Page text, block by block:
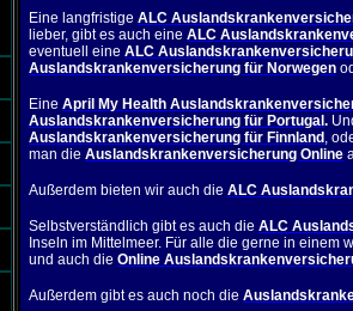
Eine langfristigeALC
lieber, gibt es auch eineALC
eventuell eineALC
Auslandskrankenversicherung für Norwegen
EineApril My Health
Auslandskrankenversicherung für Portugal.
Auslandskrankenversicherung für Finnland ,
man dieAuslandskrankenversicherung Online
Außerdem bieten wir auch dieALC
Selbstverständlich gibt es auch dieALC
Inseln im Mittelmeer. Für alle die gerne in
und auch dieOnline
Außerdem gibt es auch noch die